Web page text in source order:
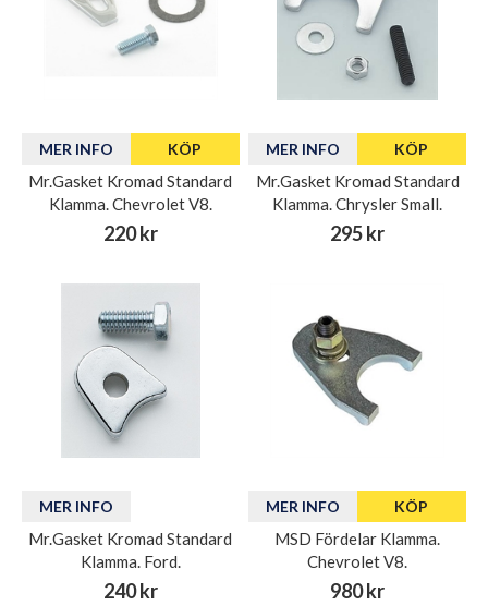
MER INFO KÖP
Mr.Gasket Kromad Standard
Klamma. Chevrolet V8.
220 kr
MER INFO KÖP
Mr.Gasket Kromad Standard
Klamma. Chrysler Small.
295 kr
MER INFO
Mr.Gasket Kromad Standard
Klamma. Ford.
240 kr
MER INFO KÖP
MSD Fördelar Klamma.
Chevrolet V8.
980 kr